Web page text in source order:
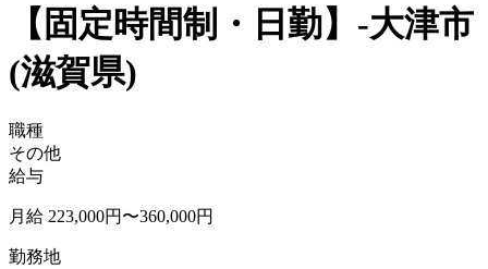
【固定時間制・日勤】-大津市
(滋賀県)
職種
その他
給与
月給 223,000円〜360,000円
勤務地